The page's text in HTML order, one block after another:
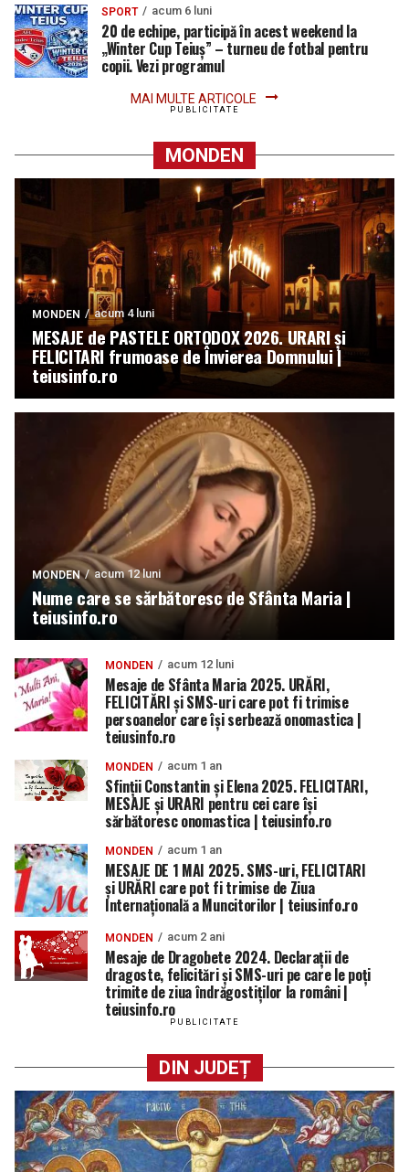
SPORT acum 6 luni
20 de echipe, participă în acest weekend la
„Winter Cup Teiuș” – turneu de fotbal pentru
copii. Vezi programul
MAI MULTE ARTICOLE
PUBLICITATE
MONDEN
MONDEN acum 4 luni
MESAJE de PASTELE ORTODOX 2026. URARI și
FELICITARI frumoase de Învierea Domnului |
teiusinfo.ro
MONDEN acum 12 luni
Nume care se sărbătoresc de Sfânta Maria |
teiusinfo.ro
MONDEN acum 12 luni
Mesaje de Sfânta Maria 2025. URĂRI,
FELICITĂRI și SMS-uri care pot fi trimise
persoanelor care își serbează onomastica |
teiusinfo.ro
MONDEN acum 1 an
Sfinții Constantin și Elena 2025. FELICITARI,
MESAJE și URARI pentru cei care își
sărbătoresc onomastica | teiusinfo.ro
MONDEN acum 1 an
MESAJE DE 1 MAI 2025. SMS-uri, FELICITARI
şi URĂRI care pot fi trimise de Ziua
Internaţională a Muncitorilor | teiusinfo.ro
MONDEN acum 2 ani
Mesaje de Dragobete 2024. Declaraţii de
dragoste, felicitări şi SMS-uri pe care le poţi
trimite de ziua îndrăgostiţilor la români |
teiusinfo.ro
PUBLICITATE
DIN JUDEȚ